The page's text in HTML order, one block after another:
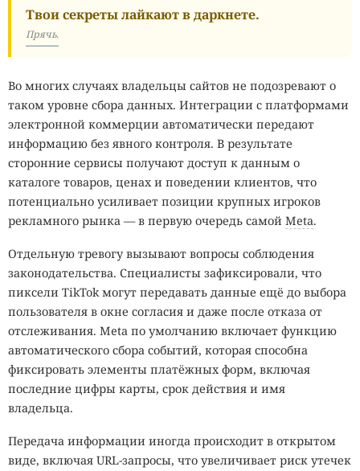
Твои секреты лайкают в даркнете.
Прячь.
Во многих случаях владельцы сайтов не подозревают о
таком уровне сбора данных. Интеграции с платформами
электронной коммерции автоматически передают
информацию без явного контроля. В результате
сторонние сервисы получают доступ к данным о
каталоге товаров, ценах и поведении клиентов, что
потенциально усиливает позиции крупных игроков
рекламного рынка — в первую очередь самой Meta.
Отдельную тревогу вызывают вопросы соблюдения
законодательства. Специалисты зафиксировали, что
пиксели TikTok могут передавать данные ещё до выбора
пользователя в окне согласия и даже после отказа от
отслеживания. Meta по умолчанию включает функцию
автоматического сбора событий, которая способна
фиксировать элементы платёжных форм, включая
последние цифры карты, срок действия и имя
владельца.
Передача информации иногда происходит в открытом
виде, включая URL-запросы, что увеличивает риск утечек